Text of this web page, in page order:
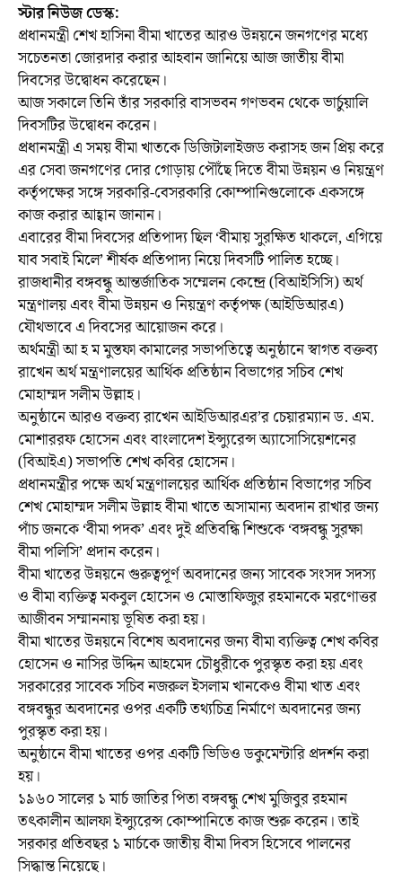
স্টার নিউজ ডেস্ক:
প্রধানমন্ত্রী শেখ হাসিনা বীমা খাতের আরও উন্নয়নে জনগণের মধ্যে
সচেতনতা জোরদার করার আহবান জানিয়ে আজ জাতীয় বীমা
দিবসের উদ্বোধন করেছেন।
আজ সকালে তিনি তাঁর সরকারি বাসভবন গণভবন থেকে ভার্চুয়ালি
দিবসটির উদ্বোধন করেন।
প্রধানমন্ত্রী এ সময় বীমা খাতকে ডিজিটালাইজড করাসহ জন প্রিয় করে
এর সেবা জনগণের দোর গোড়ায় পৌঁছে দিতে বীমা উন্নয়ন ও নিয়ন্ত্রণ
কর্তৃপক্ষের সঙ্গে সরকারি-বেসরকারি কোম্পানিগুলোকে একসঙ্গে
কাজ করার আহ্বান জানান।
এবারের বীমা দিবসের প্রতিপাদ্য ছিল ‘বীমায় সুরক্ষিত থাকলে, এগিয়ে
যাব সবাই মিলে’ শীর্ষক প্রতিপাদ্য নিয়ে দিবসটি পালিত হচ্ছে।
রাজধানীর বঙ্গবন্ধু আন্তর্জাতিক সম্মেলন কেন্দ্রে (বিআইসিসি) অর্থ
মন্ত্রণালয় এবং বীমা উন্নয়ন ও নিয়ন্ত্রণ কর্তৃপক্ষ (আইডিআরএ)
যৌথভাবে এ দিবসের আয়োজন করে।
অর্থমন্ত্রী আ হ ম মুস্তফা কামালের সভাপতিত্বে অনুষ্ঠানে স্বাগত বক্তব্য
রাখেন অর্থ মন্ত্রণালয়ের আর্থিক প্রতিষ্ঠান বিভাগের সচিব শেখ
মোহাম্মদ সলীম উল্লাহ।
অনুষ্ঠানে আরও বক্তব্য রাখেন আইডিআরএর’র চেয়ারম্যান ড. এম.
মোশাররফ হোসেন এবং বাংলাদেশ ইন্স্যুরেন্স অ্যাসোসিয়েশনের
(বিআইএ) সভাপতি শেখ কবির হোসেন।
প্রধানমন্ত্রীর পক্ষে অর্থ মন্ত্রণালয়ের আর্থিক প্রতিষ্ঠান বিভাগের সচিব
শেখ মোহাম্মদ সলীম উল্লাহ বীমা খাতে অসামান্য অবদান রাখার জন্য
পাঁচ জনকে ‘বীমা পদক’ এবং দুই প্রতিবন্ধি শিশুকে ‘বঙ্গবন্ধু সুরক্ষা
বীমা পলিসি’ প্রদান করেন।
বীমা খাতের উন্নয়নে গুরুত্বপূর্ণ অবদানের জন্য সাবেক সংসদ সদস্য
ও বীমা ব্যক্তিত্ব মকবুল হোসেন ও মোস্তাফিজুর রহমানকে মরণোত্তর
আজীবন সম্মাননায় ভূষিত করা হয়।
বীমা খাতের উন্নয়নে বিশেষ অবদানের জন্য বীমা ব্যক্তিত্ব শেখ কবির
হোসেন ও নাসির উদ্দিন আহমেদ চৌধুরীকে পুরস্কৃত করা হয় এবং
সরকারের সাবেক সচিব নজরুল ইসলাম খানকেও বীমা খাত এবং
বঙ্গবন্ধুর অবদানের ওপর একটি তথ্যচিত্র নির্মাণে অবদানের জন্য
পুরস্কৃত করা হয়।
অনুষ্ঠানে বীমা খাতের ওপর একটি ভিডিও ডকুমেন্টারি প্রদর্শন করা
হয়।
১৯৬০ সালের ১ মার্চ জাতির পিতা বঙ্গবন্ধু শেখ মুজিবুর রহমান
তৎকালীন আলফা ইন্স্যুরেন্স কোম্পানিতে কাজ শুরু করেন। তাই
সরকার প্রতিবছর ১ মার্চকে জাতীয় বীমা দিবস হিসেবে পালনের
সিদ্ধান্ত নিয়েছে।